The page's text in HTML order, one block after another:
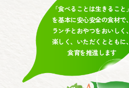
「食べることは生きること」
を基本に安心安全の食材で、
ランチとおやつをおいしく、
楽しく、いただくとともに、
食育を推進します